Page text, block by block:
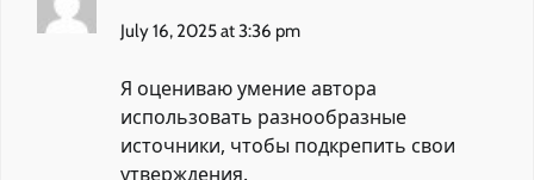
July 16, 2025 at 3:36 pm
Я оцениваю умение автора
использовать разнообразные
источники, чтобы подкрепить свои
утверждения.